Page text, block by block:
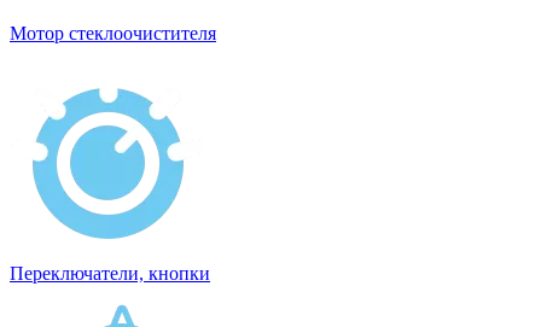
Мотор стеклоочистителя
Переключатели, кнопки